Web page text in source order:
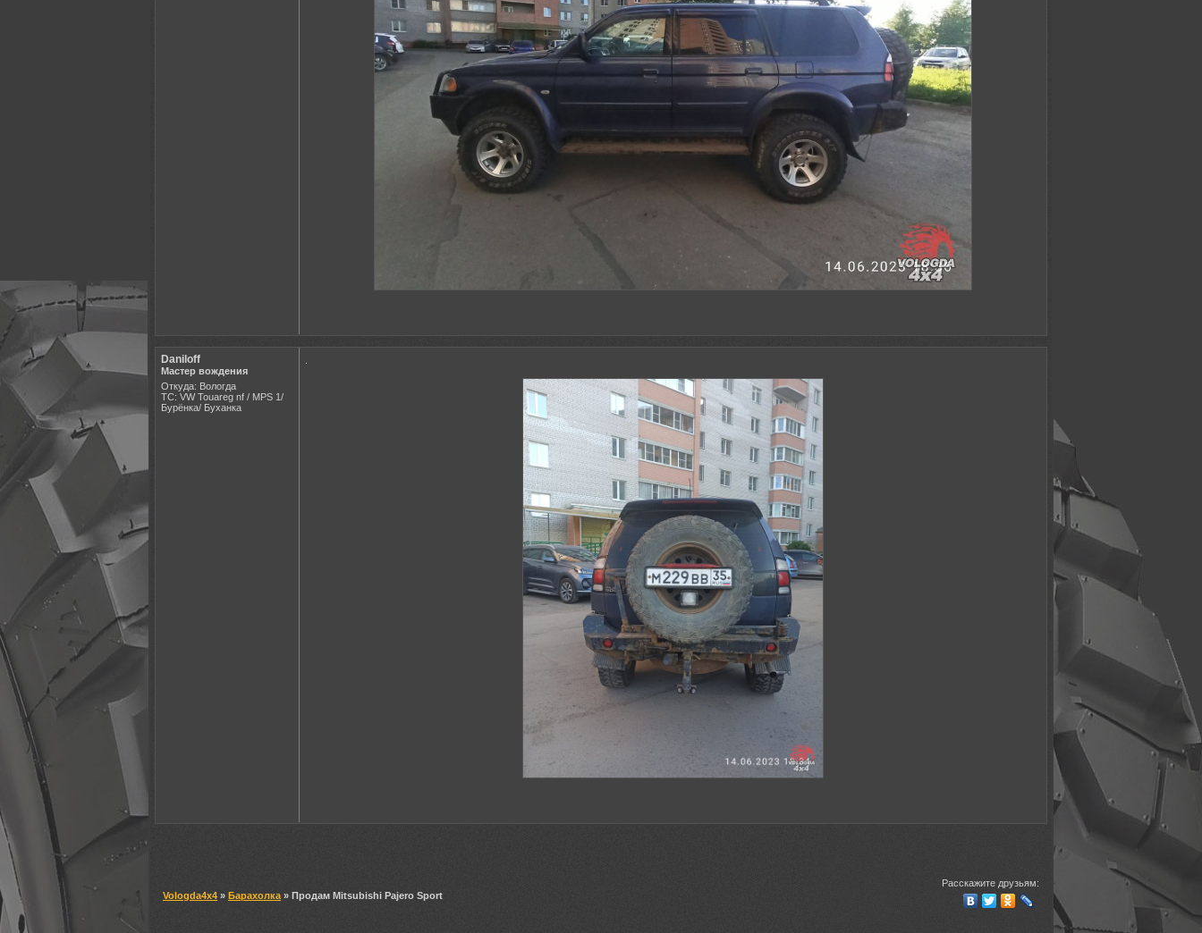
Daniloff
Мастер вождения
Откуда: Вологда
ТС: VW Touareg nf / MPS 1/
Бурёнка/ Буханка
Vologda4x4 » Барахолка » Продам Mitsubishi Pajero Sport
Расскажите друзьям: